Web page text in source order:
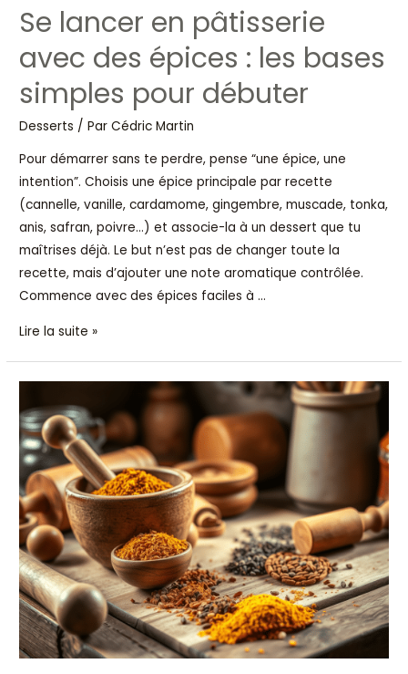
Se lancer en pâtisserie
avec des épices : les bases
simples pour débuter
Desserts / ParCédric Martin
Pour démarrer sans te perdre, pense “une épice, une
intention”. Choisis une épice principale par recette
(cannelle, vanille, cardamome, gingembre, muscade, tonka,
anis, safran, poivre…) et associe-la à un dessert que tu
maîtrises déjà. Le but n’est pas de changer toute la
recette, mais d’ajouter une note aromatique contrôlée.
Commence avec des épices faciles à …
Lire la suite »
n’ai
pas
de
moulin
à
épices
:
comment
moudre
coriandre,
poivre